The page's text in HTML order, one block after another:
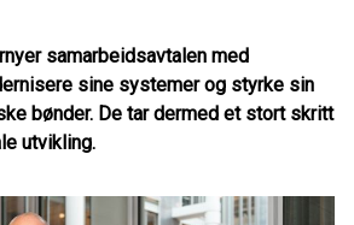
samarbeidsavtalen med
sine systemer og styrke sin
bønder. De tar dermed et stort skritt
utvikling.